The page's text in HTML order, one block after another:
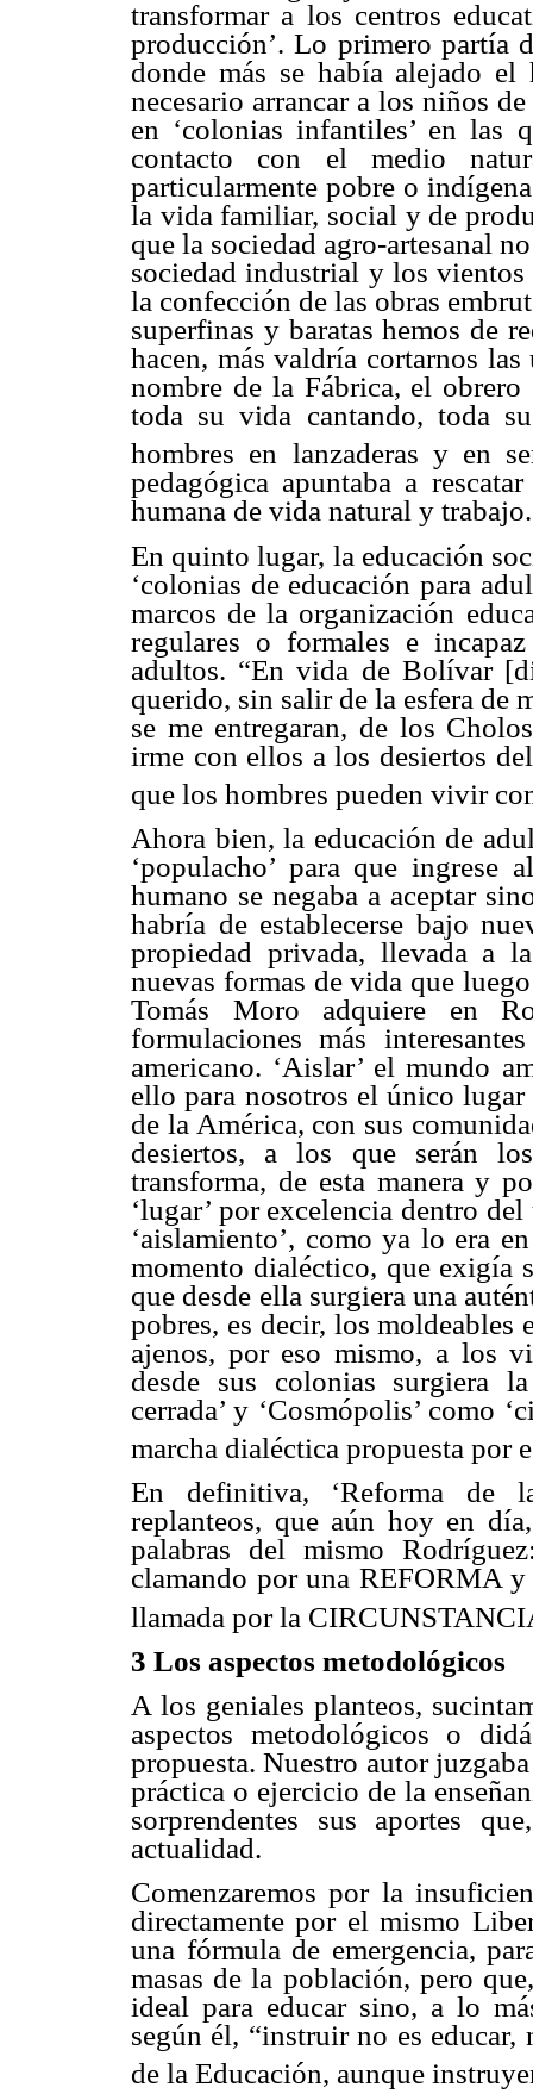
transformar a los centros
producción’. Lo primero partía
donde más se había alejado
necesario arrancar a los niños
en ‘colonias infantiles’ en las
contacto con el medio
particularmente pobre o
la vida familiar, social y de
que la sociedad agro-artesanal
sociedad industrial y los
la confección de las obras
superfinas y baratas hemos de
hacen, más valdría cortarnos
nombre de la Fábrica, el
toda su vida cantando, toda
hombres en lanzaderas y en
pedagógica apuntaba a
humana de vida natural y trabajo.
En quinto lugar, la educación
‘colonias de educación para
marcos de la organización
regulares o formales e
adultos. “En vida de Bolívar
querido, sin salir de la esfera de
se me entregaran, de los
irme con ellos a los desiertos
que los hombres pueden vivir
Ahora bien, la educación de
‘populacho’ para que
humano se negaba a aceptar
habría de establecerse bajo
propiedad privada, llevada a
nuevas formas de vida que
Tomás Moro adquiere en
formulaciones más
americano. ‘Aislar’ el mundo
ello para nosotros el único
de la América, con sus
desiertos, a los que serán
transforma, de esta manera y
‘lugar’ por excelencia dentro
‘aislamiento’, como ya lo era
momento dialéctico, que exigía
que desde ella surgiera una
pobres, es decir, los moldeables
ajenos, por eso mismo, a los
desde sus colonias surgiera
cerrada’ y ‘Cosmópolis’ como
marcha dialéctica propuesta por
En definitiva, ‘Reforma de
replanteos, que aún hoy en
palabras del mismo
clamando por una REFORMA
llamada por la
3 Los aspectos metodológicos
A los geniales planteos,
aspectos metodológicos o
propuesta. Nuestro autor
práctica o ejercicio de la
sorprendentes sus aportes
actualidad.
Comenzaremos por la
directamente por el mismo
una fórmula de emergencia,
masas de la población, pero
ideal para educar sino, a lo
según él, “instruir no es
de la Educación, aunque